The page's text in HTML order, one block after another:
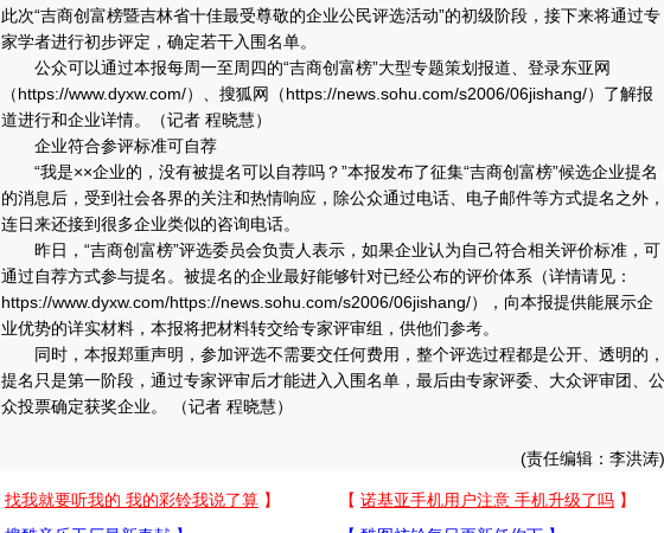
此次“吉商创富榜暨吉林省十佳最受尊敬的企业公民评选活动”的初级阶段，接下来将通过专
家学者进行初步评定，确定若干入围名单。
公众可以通过本报每周一至周四的“吉商创富榜”大型专题策划报道、登录东亚网
（https://www.dyxw.com/）、搜狐网（https://news.sohu.com/s2006/06jishang/）了解报
道进行和企业详情。（记者 程晓慧）
企业符合参评标准可自荐
“我是××企业的，没有被提名可以自荐吗？”本报发布了征集“吉商创富榜”候选企业提名
的消息后，受到社会各界的关注和热情响应，除公众通过电话、电子邮件等方式提名之外，
连日来还接到很多企业类似的咨询电话。
昨日，“吉商创富榜”评选委员会负责人表示，如果企业认为自己符合相关评价标准，可
通过自荐方式参与提名。被提名的企业最好能够针对已经公布的评价体系（详情请见：
https://www.dyxw.com/https://news.sohu.com/s2006/06jishang/），向本报提供能展示企
业优势的详实材料，本报将把材料转交给专家评审组，供他们参考。
同时，本报郑重声明，参加评选不需要交任何费用，整个评选过程都是公开、透明的，
提名只是第一阶段，通过专家评审后才能进入入围名单，最后由专家评委、大众评审团、公
众投票确定获奖企业。 （记者 程晓慧）
(责任编辑：李洪涛)